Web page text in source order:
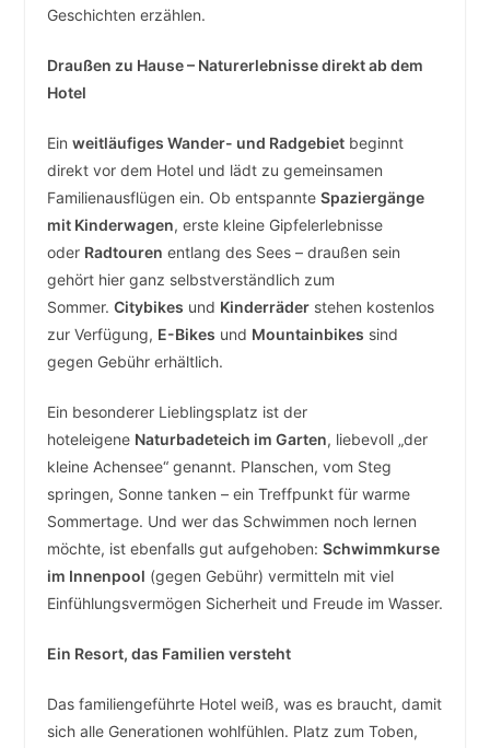
Geschichten erzählen.
Draußen zu Hause – Naturerlebnisse direkt ab dem
Hotel
Ein weitläufiges Wander- und Radgebietbeginnt
direkt vor dem Hotel und lädt zu gemeinsamen
Familienausflügen ein. Ob entspannte Spaziergänge
mit Kinderwagen, erste kleine Gipfelerlebnisse
oder Radtouren entlang des Sees – draußen sein
gehört hier ganz selbstverständlich zum
Sommer. Citybikes und Kinderräderstehen kostenlos
zur Verfügung, E-Bikes und Mountainbikes sind
gegen Gebühr erhältlich.
Ein besonderer Lieblingsplatz ist der
hoteleigene Naturbadeteich im Garten, liebevoll „der
kleine Achensee“ genannt. Planschen, vom Steg
springen, Sonne tanken – ein Treffpunkt für warme
Sommertage. Und wer das Schwimmen noch lernen
möchte, ist ebenfalls gut aufgehoben: Schwimmkurse
im Innenpool (gegen Gebühr) vermitteln mit viel
Einfühlungsvermögen Sicherheit und Freude im Wasser.
Ein Resort, das Familien versteht
Das familiengeführte Hotel weiß, was es braucht, damit
sich alle Generationen wohlfühlen. Platz zum Toben,